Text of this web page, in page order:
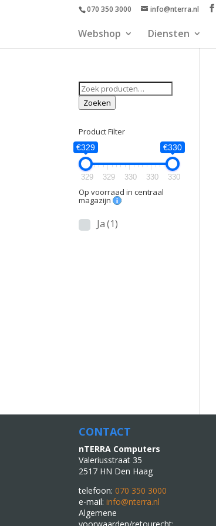
070 350 3000 info@nterra.nl
Webshop Diensten
Zoeken
naar:
Zoeken
Product Filter
€329 €330
329 329 330 330 330
Op voorraad in centraal
magazijn
Ja (1)
CONTACT
nTERRA Computers
Valeriusstraat 35
2517 HN Den Haag
telefoon:070 350 3000
e-mail:info@nterra.nl
Algemene
voorwaarden/retourecht: